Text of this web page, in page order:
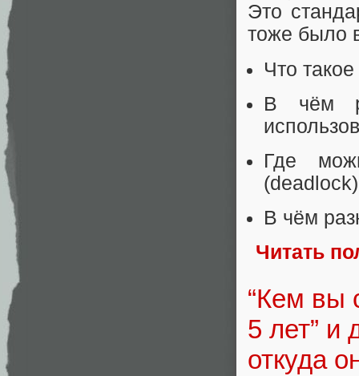
Это
тоже было
Что
В чём
Где
В чём
Читать
“Кем вы
5 лет”
откуда